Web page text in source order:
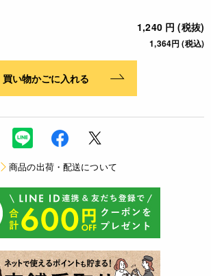
1,240 円 (税抜)
1,364円 (税込)
買い物かごに入れる
商品の出荷・配送について